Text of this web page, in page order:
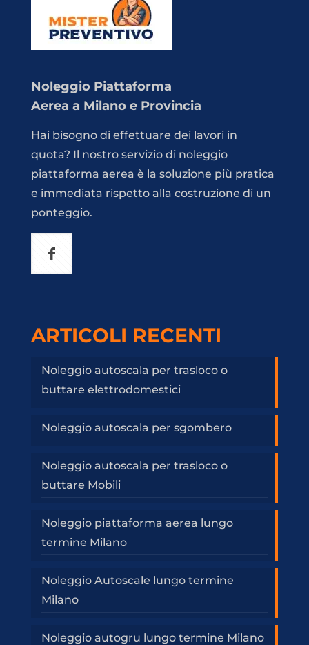
Noleggio Piattaforma
Aerea a Milano e Provincia
Hai bisogno di effettuare dei lavori in
quota? Il nostro servizio di noleggio
piattaforma aerea è la soluzione più pratica
e immediata rispetto alla costruzione di un
ponteggio.
ARTICOLI RECENTI
Noleggio autoscala per trasloco o
buttare elettrodomestici
Noleggio autoscala per sgombero
Noleggio autoscala per trasloco o
buttare Mobili
Noleggio piattaforma aerea lungo
termine Milano
Noleggio Autoscale lungo termine
Milano
Noleggio autogru lungo termine Milano